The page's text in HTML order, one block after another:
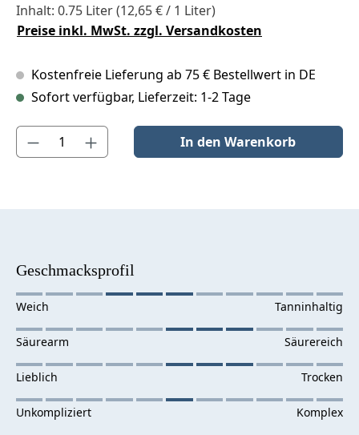
Inhalt: 0.75 Liter(12,65 € / 1 Liter)
Preise inkl. MwSt. zzgl. Versandkosten
Kostenfreie Lieferung ab 75 € Bestellwert in DE
Sofort verfügbar, Lieferzeit: 1-2 Tage
Produkt Anzahl: Gib den gewünschten Wert ein oder benutze
In den Warenkorb
Geschmacksprofil